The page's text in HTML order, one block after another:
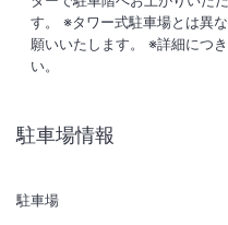
施設からのお知らせ
～お車でお越しのお客様へ 駐
ホテル裏側に駐車場入口がござい
詳細につきましては下記のホー
す。 ※タワー式駐車場とは異
願いいたします。 ※詳細につ
い。
駐車場情報
駐車場